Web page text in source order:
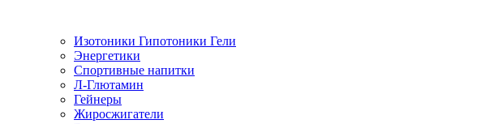
Изотоники Гипотоники Гели
Энергетики
Спортивные напитки
Л-Глютамин
Гейнеры
Жиросжигатели